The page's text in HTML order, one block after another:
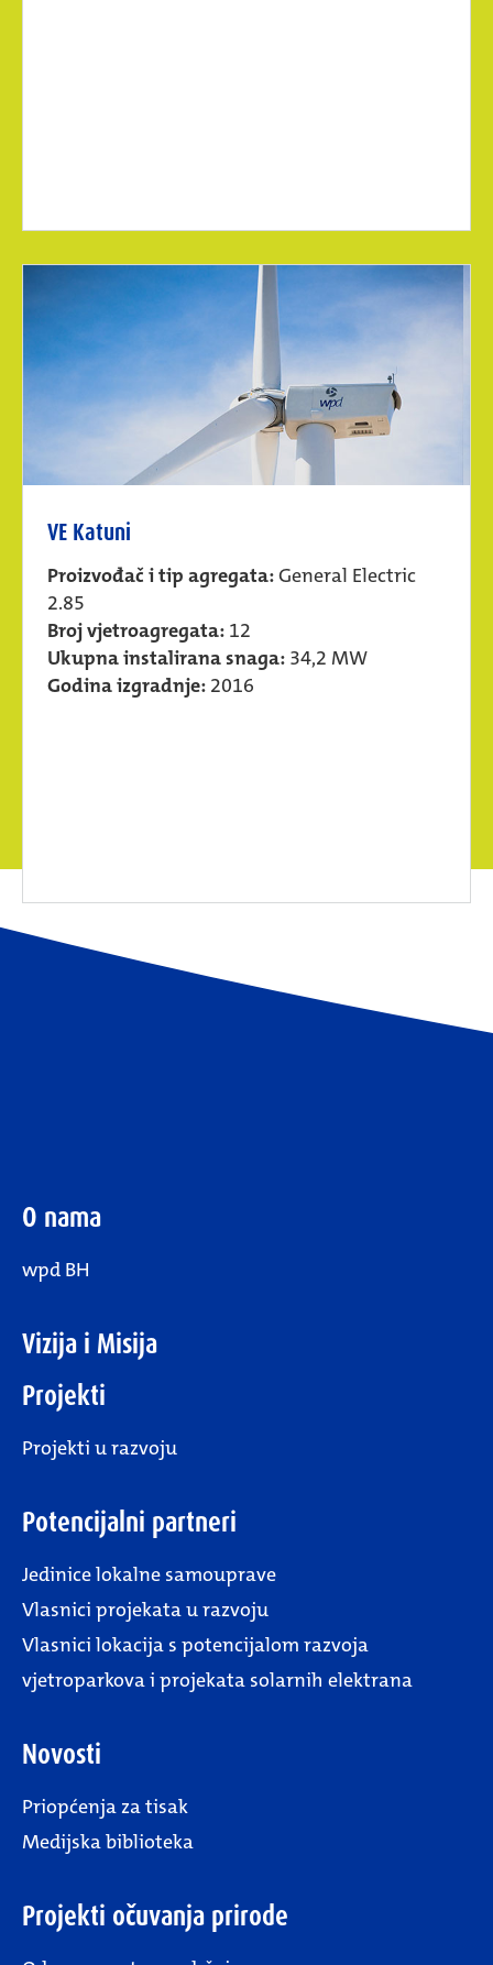
VE Katuni
Proizvođač i tip agregata:General Electric
2.85
Broj vjetroagregata: 12
Ukupna instalirana snaga: 34,2 MW
Godina izgradnje: 2016
O nama
wpd BH
Vizija i Misija
Projekti
Projekti u razvoju
Potencijalni partneri
Jedinice lokalne samouprave
Vlasnici projekata u razvoju
Vlasnici lokacija s potencijalom razvoja
vjetroparkova i projekata solarnih elektrana
Novosti
Priopćenja za tisak
Medijska biblioteka
Projekti očuvanja prirode